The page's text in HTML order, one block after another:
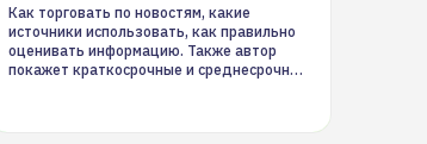
Как торговать по новостям, какие
источники использовать, как правильно
оценивать информацию. Также автор
покажет краткосрочные и среднесрочные